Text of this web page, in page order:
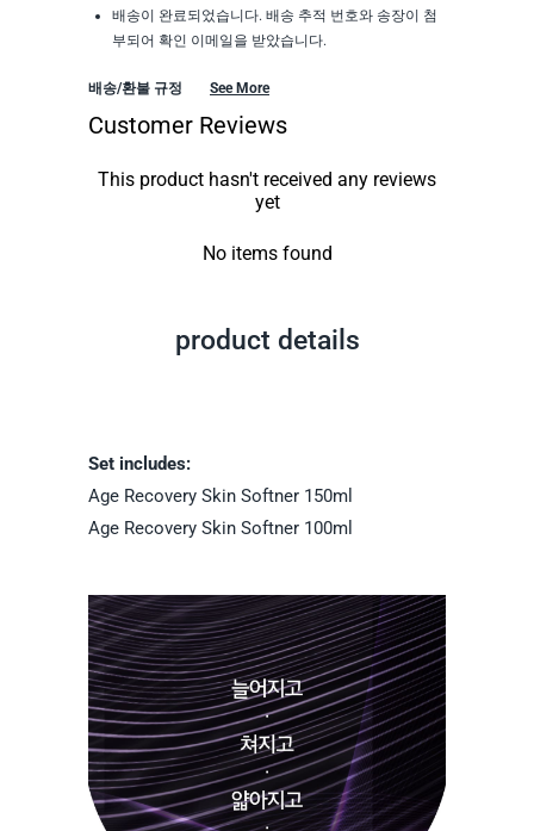
배송이 완료되었습니다. 배송 추적 번호와 송장이 첨
부되어 확인 이메일을 받았습니다.
배송/환불 규정 See More
Customer Reviews
This product hasn't received any reviews
yet
No items found
product details
Set includes:
Age Recovery Skin Softner 150ml
Age Recovery Skin Softner 100ml